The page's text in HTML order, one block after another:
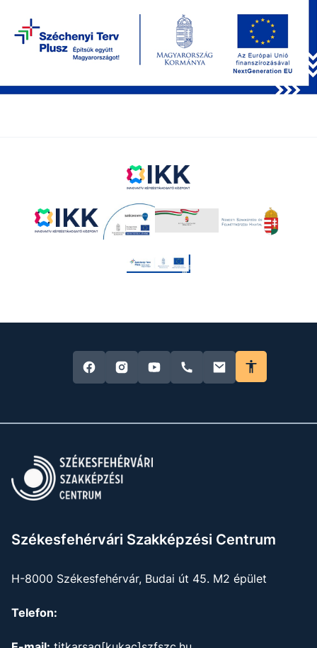
Székesfehérvári Szakképzési Centrum
H-8000 Székesfehérvár, Budai út 45. M2 épület
Telefon: